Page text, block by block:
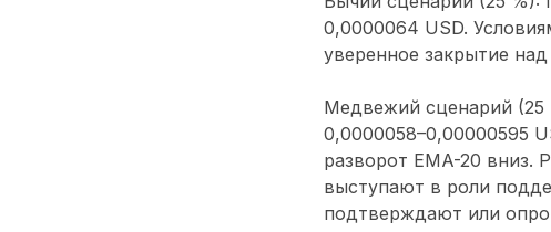
0,0000064 USD.
уверенное закрытие
Медвежий сценарий (25
0,0000058–0,00000595
разворот EMA-20
выступают в роли
подтверждают или